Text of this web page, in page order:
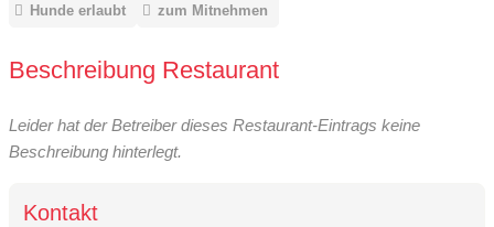
Hunde erlaubt
zum Mitnehmen
Beschreibung Restaurant
Leider hat der Betreiber dieses Restaurant-Eintrags keine
Beschreibung hinterlegt.
Kontakt